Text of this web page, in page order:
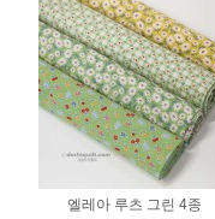
엘레아 루츠 그린 4종